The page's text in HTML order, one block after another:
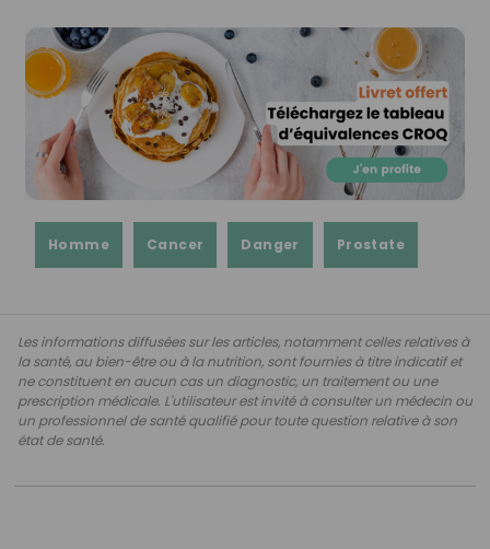
Homme Cancer Danger Prostate
Les informations diffusées sur les articles, notamment celles relatives à
la santé, au bien-être ou à la nutrition, sont fournies à titre indicatif et
ne constituent en aucun cas un diagnostic, un traitement ou une
prescription médicale. L'utilisateur est invité à consulter un médecin ou
un professionnel de santé qualifié pour toute question relative à son
état de santé.